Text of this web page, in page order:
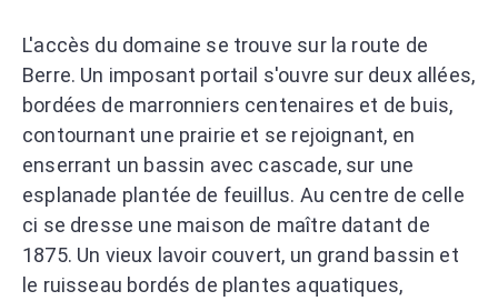
L'accès du domaine se trouve sur la route de
Berre. Un imposant portail s'ouvre sur deux allées,
bordées de marronniers centenaires et de buis,
contournant une prairie et se rejoignant, en
enserrant un bassin avec cascade, sur une
esplanade plantée de feuillus. Au centre de celle
ci se dresse une maison de maître datant de
1875. Un vieux lavoir couvert, un grand bassin et
le ruisseau bordés de plantes aquatiques,